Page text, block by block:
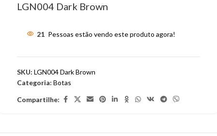
LGN004 Dark Brown
21 Pessoas estão vendo este produto agora!
SKU: LGN004 Dark Brown
Categoria: Botas
Compartilhe: